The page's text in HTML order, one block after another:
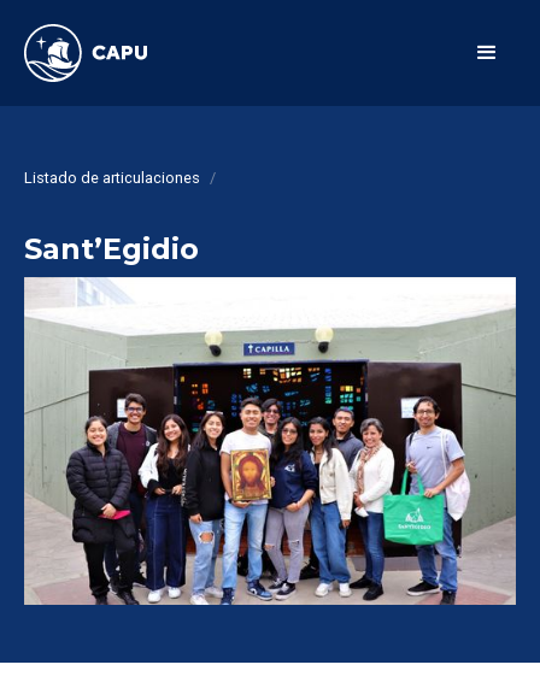
Listado de articulaciones /
Sant’Egidio